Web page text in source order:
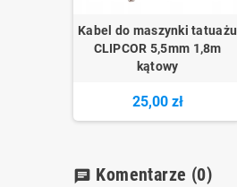
Kabel do maszynki tatuażu
CLIPCOR 5,5mm 1,8m
kątowy
25,00 zł
chat Komentarze (0)